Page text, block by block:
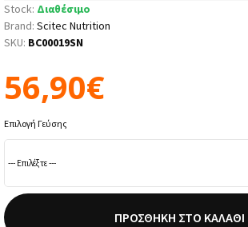
Stock: Διαθέσιμο
Brand: Scitec Nutrition
SKU: BC00019SN
56,90€
Επιλογή Γεύσης
ΠΡΟΣΘΉΚΗ ΣΤΟ ΚΑΛΆΘΙ